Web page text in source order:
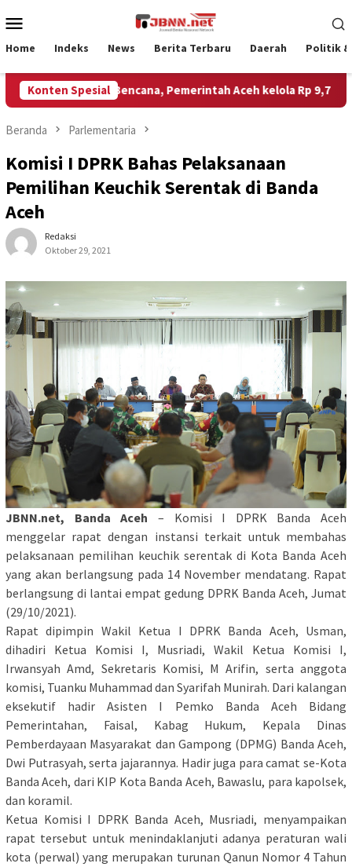
ke
Mobile
Home Indeks News Berita Terbaru Daerah Politik &
Konten Spesial
untuk Bencana, Pemerintah Aceh kelola Rp 9,7 Miliar
Beranda Parlementaria
Komisi I DPRK Bahas Pelaksanaan
Pemilihan Keuchik Serentak di Banda
Aceh
Redaksi
Oktober 29, 2021
JBNN.net, Banda Aceh – Komisi I DPRK Banda Aceh
menggelar rapat dengan instansi terkait untuk membahas
pelaksanaan pemilihan keuchik serentak di Kota Banda Aceh
yang akan berlangsung pada 14 November mendatang. Rapat
berlangsung di lantai empat gedung DPRK Banda Aceh, Jumat
(29/10/2021).
Rapat dipimpin Wakil Ketua I DPRK Banda Aceh, Usman,
dihadiri Ketua Komisi I, Musriadi, Wakil Ketua Komisi I,
Irwansyah Amd, Sekretaris Komisi, M Arifin, serta anggota
komisi, Tuanku Muhammad dan Syarifah Munirah. Dari kalangan
eksekutif hadir Asisten I Pemko Banda Aceh Bidang
Pemerintahan, Faisal, Kabag Hukum, Kepala Dinas
Pemberdayaan Masyarakat dan Gampong (DPMG) Banda Aceh,
Dwi Putrasyah, serta jajarannya. Hadir juga para camat se-Kota
Banda Aceh, dari KIP Kota Banda Aceh, Bawaslu, para kapolsek,
dan koramil.
Ketua Komisi I DPRK Banda Aceh, Musriadi, menyampaikan
rapat tersebut untuk menindaklanjuti adanya peraturan wali
kota (perwal) yang merupakan turunan Qanun Nomor 4 Tahun